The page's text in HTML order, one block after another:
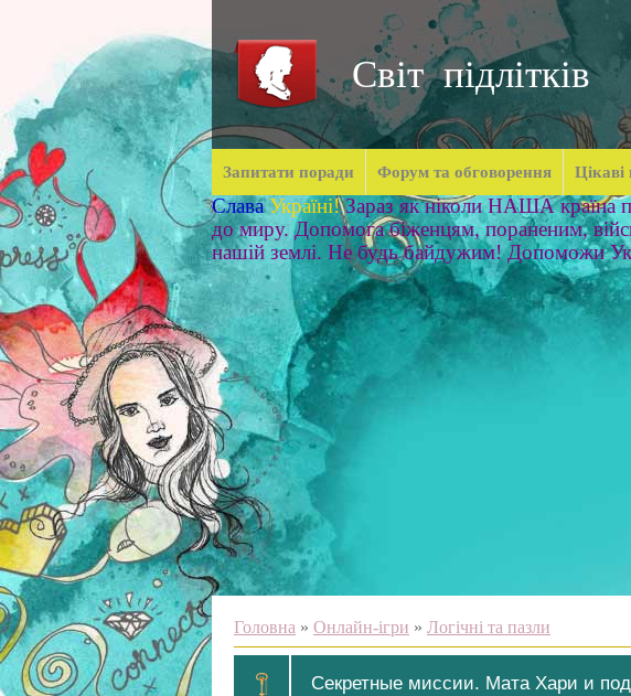
Світ підлітків
Запитати поради Форум та обговорення Цікаві
Слава Україні! Зараз як ніколи НАША країна
до миру. Допомога біженцям, пораненим,
нашій землі. Не будь байдужим! Допоможи
Головна » Онлайн-ігри » Логічні та пазли
Секретные миссии. Мата Хари и